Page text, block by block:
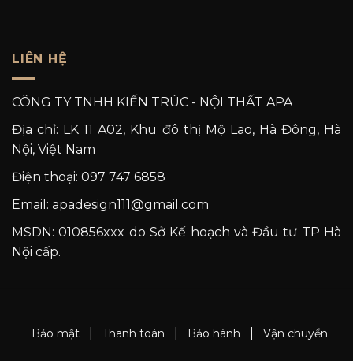
LIÊN HỆ
CÔNG TY TNHH KIẾN TRÚC - NỘI THẤT APA
Địa chỉ: LK 11 A02, Khu đô thị Mộ Lao, Hà Đông, Hà
Nội, Việt Nam
Điện thoại: 097 747 6858
Email: apadesign111@gmail.com
MSDN: 010856xxx do Sở Kế hoạch và Đầu tư TP Hà
Nội cấp.
Bảo mật Thanh toán Bảo hành Vận chuyển